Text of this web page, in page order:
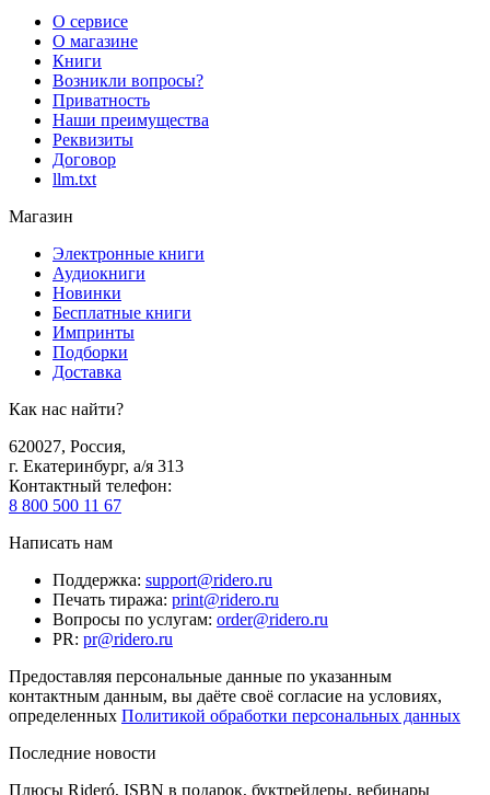
О сервисе
О магазине
Книги
Возникли вопросы?
Приватность
Наши преимущества
Реквизиты
Договор
llm.txt
Магазин
Электронные книги
Аудиокниги
Новинки
Бесплатные книги
Импринты
Подборки
Доставка
Как нас найти?
620027, Россия,
г. Екатеринбург, а/я 313
Контактный телефон:
8 800 500 11 67
Написать нам
Поддержка: support@ridero.ru
Печать тиража: print@ridero.ru
Вопросы по услугам: order@ridero.ru
PR: pr@ridero.ru
Предоставляя персональные данные по указанным
контактным данным, вы даёте своё согласие на условиях,
определенных Политикой обработки персональных данных
Последние новости
Плюсы Rideró, ISBN в подарок, буктрейлеры, вебинары